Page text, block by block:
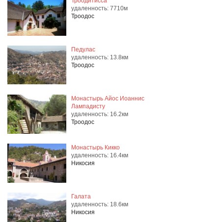
удаленность: 7710м
Троодос
Педулас
удаленность: 13.8км
Троодос
Монастырь Айос Иоаннис
Лампадисту
удаленность: 16.2км
Троодос
Монастырь Кикко
удаленность: 16.4км
Никосия
Галата
удаленность: 18.6км
Никосия